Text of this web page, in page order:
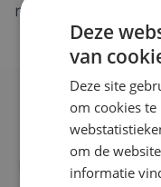
nodig.
Wat verdien
Indicatieve
Deze
van
Deze site
om cookies
om de
informatie